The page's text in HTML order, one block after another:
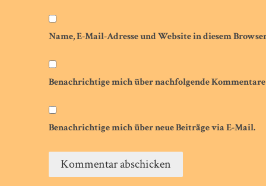
Name, E-Mail-Adresse und Website in diesem
Benachrichtige mich über nachfolgende
Benachrichtige mich über neue Beiträge via E-Mail.